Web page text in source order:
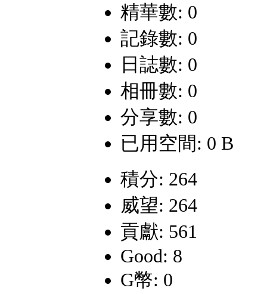
精華數: 0
記錄數: 0
日誌數: 0
相冊數: 0
分享數: 0
已用空間: 0 B
積分: 264
威望: 264
貢獻: 561
Good: 8
G幣: 0